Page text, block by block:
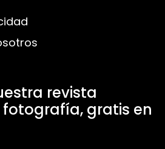
revista
gratis en